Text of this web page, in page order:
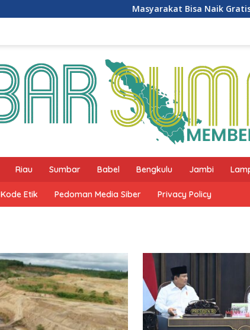
Masyarakat Bisa Naik Gratis! KRI
Riau Sumbar Babel Bengkulu Jambi
Kode Etik Pedoman Media Siber Privacy Policy